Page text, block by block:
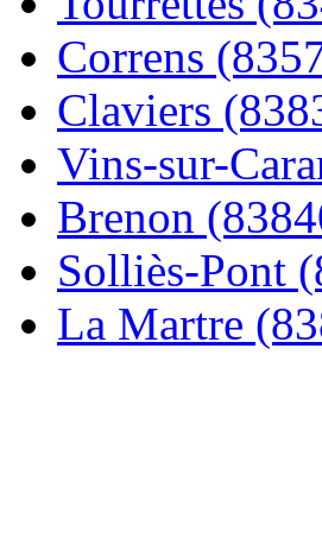
Correns
Claviers
Vins-sur-
Brenon
Solliès-Pont
La Martre